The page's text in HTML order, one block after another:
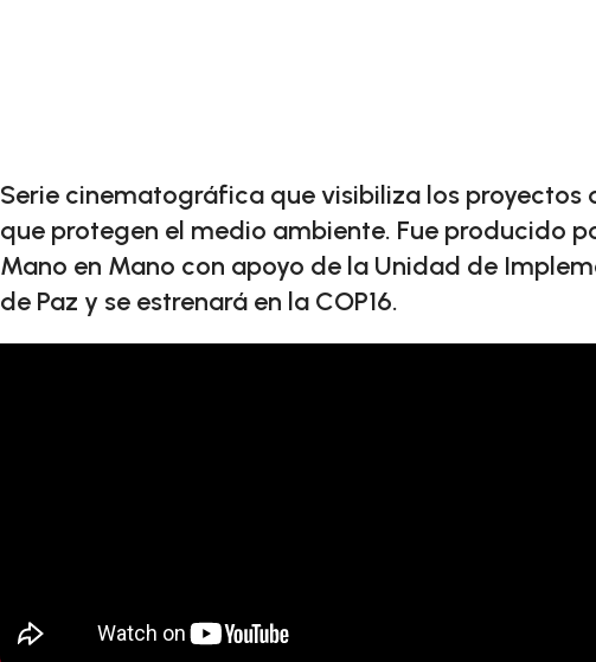
Serie cinematográfica que visibiliza los proyectos
que protegen el medio ambiente. Fue producido
Mano en Mano con apoyo de la Unidad de
de Paz y se estrenará en la COP16.